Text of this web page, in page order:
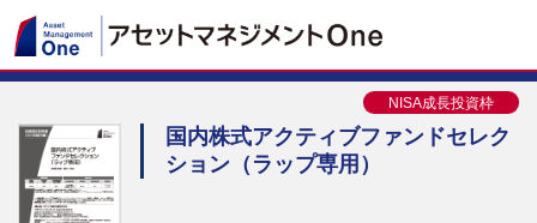
NISA成長投資枠
国内株式アクティブファンドセレク
ション（ラップ専用）